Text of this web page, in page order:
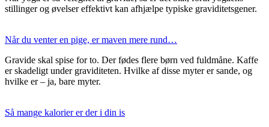
stillinger og øvelser effektivt kan afhjælpe typiske graviditetsgener.
Når du venter en pige, er maven mere rund…
Gravide skal spise for to. Der fødes flere børn ved fuldmåne. Kaffe
er skadeligt under graviditeten. Hvilke af disse myter er sande, og
hvilke er – ja, bare myter.
Så mange kalorier er der i din is